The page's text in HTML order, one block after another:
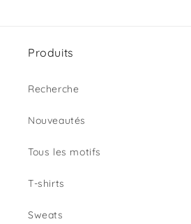
Produits
Recherche
Nouveautés
Tous les motifs
T-shirts
Sweats